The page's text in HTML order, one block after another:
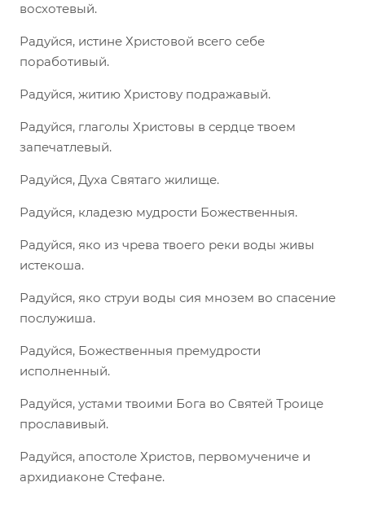
восхотевый.
Радуйся, истине Христовой всего себе
поработивый.
Радуйся, житию Христову подражавый.
Радуйся, глаголы Христовы в сердце твоем
запечатлевый.
Радуйся, Духа Святаго жилище.
Радуйся, кладезю мудрости Божественныя.
Радуйся, яко из чрева твоего реки воды живы
истекоша.
Радуйся, яко струи воды сия мнозем во спасение
послужиша.
Радуйся, Божественныя премудрости
исполненный.
Радуйся, устами твоими Бога во Святей Троице
прославивый.
Радуйся, апостоле Христов, первомучениче и
архидиаконе Стефане.